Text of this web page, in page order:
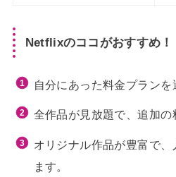
Netflixのココがおすすめ！
自分にあった料金プランを
全作品が見放題で、追加の
オリジナル作品が豊富で
ます。